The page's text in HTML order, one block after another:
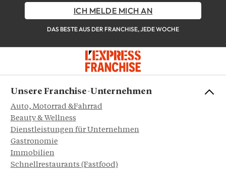
ICH MELDE MICH AN
DAS BESTE AUS DER FRANCHISE, JEDE WOCHE
Unsere Franchise-Unternehmen
Auto, Motorrad &Fahrrad
Beauty & Wellness
Dienstleistungen für Unternehmen
Gastronomie
Immobilien
Schnellrestaurants (Fastfood)